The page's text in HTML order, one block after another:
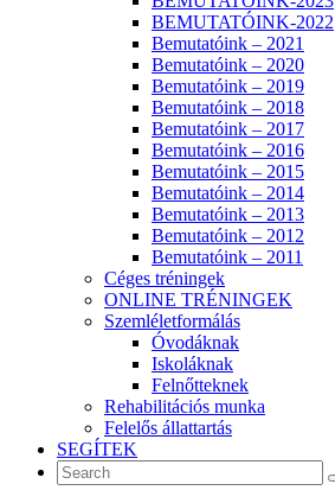
BEMUTATÓINK-2022
Bemutatóink – 2021
Bemutatóink – 2020
Bemutatóink – 2019
Bemutatóink – 2018
Bemutatóink – 2017
Bemutatóink – 2016
Bemutatóink – 2015
Bemutatóink – 2014
Bemutatóink – 2013
Bemutatóink – 2012
Bemutatóink – 2011
Céges tréningek
ONLINE TRÉNINGEK
Szemléletformálás
Óvodáknak
Iskoláknak
Felnőtteknek
Rehabilitációs munka
Felelős állattartás
SEGÍTEK